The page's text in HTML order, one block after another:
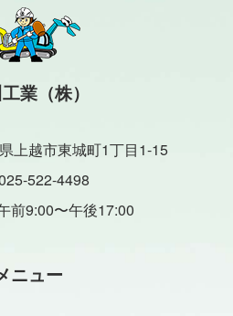
業（株）
上越市東城町1丁目1-15
522-4498
前9:00〜午後17:00
ニュー